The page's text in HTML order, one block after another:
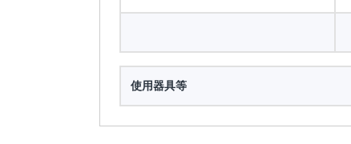
使用器具等